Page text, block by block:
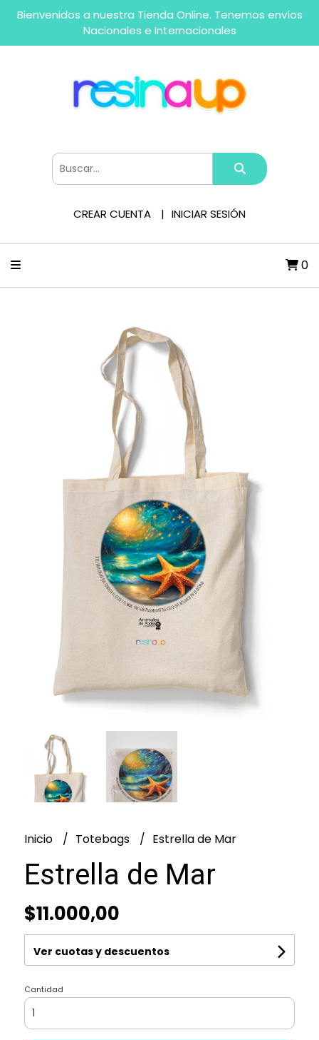
Bienvenidos a nuestra Tienda Online. Tenemos envíos
Nacionales e Internacionales
CREAR CUENTA INICIAR SESIÓN
0
Inicio Totebags Estrella de Mar
Estrella de Mar
$11.000,00
Ver cuotas y descuentos
Cantidad